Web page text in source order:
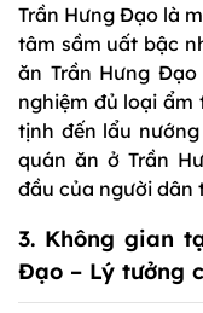
Trần Hưng Đạo là
tâm sầm uất bậc
ăn Trần Hưng
nghiệm đủ loại ẩm
tịnh đến lẩu
quán ăn ở Trần
đầu của người dân
3. Không gian
Đạo – Lý tưởng